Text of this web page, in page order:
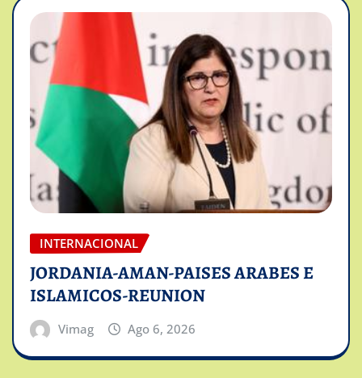
INTERNACIONAL
JORDANIA-AMAN-PAISES ARABES E
ISLAMICOS-REUNION
Vimag Ago 6, 2026